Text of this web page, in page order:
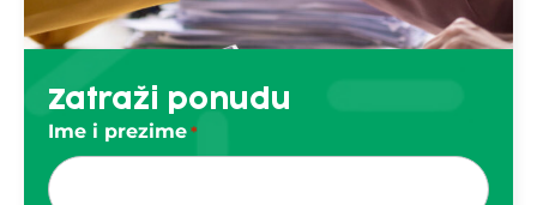
Zatraži ponudu
Ime i prezime *